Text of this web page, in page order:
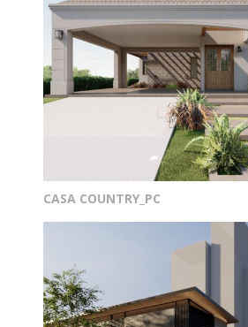
CASA COUNTRY_PC